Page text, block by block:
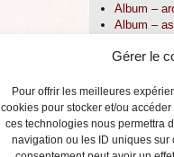
Gérer le
Pour offrir les meilleures
cookies pour stocker et/ou
ces technologies nous permettra
navigation ou les ID uniques sur
Album –
Album –
Album –
Album –
Album –
Album –
Album –
Album –